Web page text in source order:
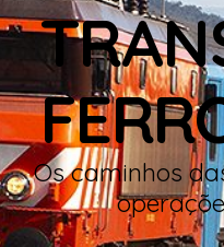
Os caminhos